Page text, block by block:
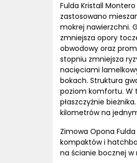
Fulda Kristall
zastosowano
mokrej nawierzchni.
zmniejsza opory
obwodowy oraz
stopniu zmniejsza
nacięciami
bokach. Struktura
poziom komfortu. W
płaszczyźnie
kilometrów na
Zimowa Opona
kompaktów i
na ścianie bocznej w